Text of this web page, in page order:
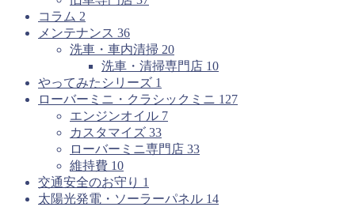
コラム 2
メンテナンス 36
洗車・車内清掃 20
洗車・清掃専門店 10
やってみたシリーズ 1
ローバーミニ・クラシックミニ 127
エンジンオイル 7
カスタマイズ 33
ローバーミニ専門店 33
維持費 10
交通安全のお守り 1
太陽光発電・ソーラーパネル 14